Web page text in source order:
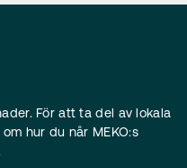
För att ta del av lokala
hur du når MEKO:s